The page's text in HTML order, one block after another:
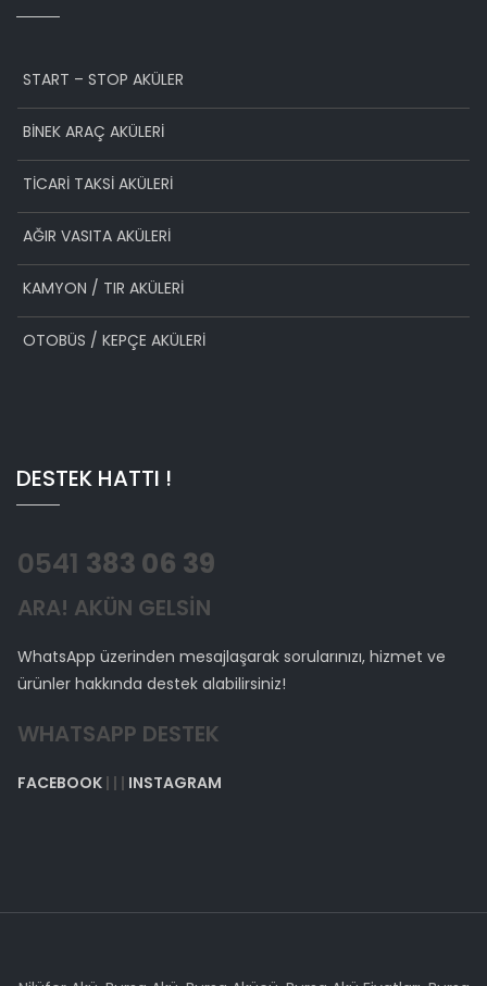
START – STOP AKÜLER
BİNEK ARAÇ AKÜLERİ
TİCARİ TAKSİ AKÜLERİ
AĞIR VASITA AKÜLERİ
KAMYON / TIR AKÜLERİ
OTOBÜS / KEPÇE AKÜLERİ
DESTEK HATTI !
0541 383 06 39
ARA! AKÜN GELSİN
WhatsApp üzerinden mesajlaşarak sorularınızı, hizmet ve
ürünler hakkında destek alabilirsiniz!
WHATSAPP DESTEK
FACEBOOK | | | INSTAGRAM